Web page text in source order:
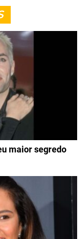
maior segredo